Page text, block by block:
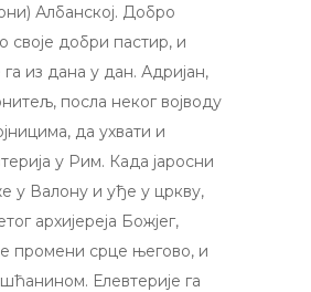
Албанској. Добро
своје добри пастир, и
из дана у дан. Адријан,
посла неког војводу
да ухвати и
у Рим. Када јаросни
у Валону и уђе у цркву,
архијереја Божјег,
промени срце његово, и
Елевтерије га